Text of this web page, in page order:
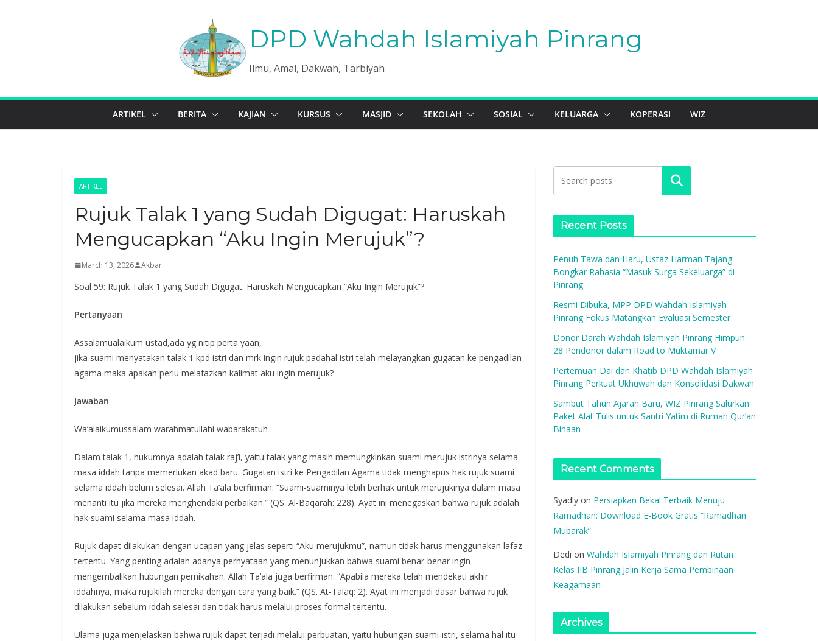
DPD Wahdah Islamiyah Pinrang
Ilmu, Amal, Dakwah, Tarbiyah
ARTIKEL BERITA KAJIAN KURSUS MASJID SEKOLAH SOSIAL KELUARGA KOPERASI WIZ
ARTIKEL
Rujuk Talak 1 yang Sudah Digugat: Haruskah
Mengucapkan “Aku Ingin Merujuk”?
March 13, 2026 Akbar
Soal 59: Rujuk Talak 1 yang Sudah Digugat: Haruskah Mengucapkan “Aku Ingin Merujuk”?
Pertanyaan
Assalamualaikum ustad,ada yg nitip perta yaan,
jika suami menyatakan talak 1 kpd istri dan mrk ingin rujuk padahal istri telah melayangkan gugatan ke pengadilan
agama maka apakah perlu melafazkan kalimat aku ingin merujuk?
Jawaban
Wa’alaikumussalam warahmatullahi wabarakatuh
Dalam talak 1, hukumnya adalah talak raj’i, yaitu talak yang masih memungkinkan suami merujuk istrinya selama
masa iddah tanpa memerlukan akad baru. Gugatan istri ke Pengadilan Agama tidak menghapus hak rujuk suami
selama iddah belum selesai. Allah Ta’ala berfirman: “Suami-suaminya lebih berhak untuk merujukinya dalam masa
menanti itu jika mereka menghendaki perbaikan.” (QS. Al-Baqarah: 228). Ayat ini menegaskan bahwa rujuk adalah
hak suami selama masa iddah.
Rujuk dapat dilakukan dengan ucapan yang jelas seperti “Aku merujukmu”, namun tidak harus menggunakan lafaz
tertentu. Yang penting adalah adanya pernyataan yang menunjukkan bahwa suami benar‑benar ingin
mengembalikan hubungan pernikahan. Allah Ta’ala juga berfirman: “Apabila mereka telah mendekati akhir
iddahnya, maka rujukilah mereka dengan cara yang baik.” (QS. At-Talaq: 2). Ayat ini menjadi dasar bahwa rujuk
dilakukan sebelum iddah selesai dan tidak harus melalui proses formal tertentu.
Ulama juga menjelaskan bahwa rujuk dapat terjadi melalui perbuatan, yaitu hubungan suami‑istri, selama hal itu
Search
Recent Posts
Penuh Tawa dan Haru, Ustaz Harman Tajang
Bongkar Rahasia “Masuk Surga Sekeluarga” di
Pinrang
Resmi Dibuka, MPP DPD Wahdah Islamiyah
Pinrang Fokus Matangkan Evaluasi Semester
Donor Darah Wahdah Islamiyah Pinrang Himpun
28 Pendonor dalam Road to Muktamar V
Pertemuan Dai dan Khatib DPD Wahdah Islamiyah
Pinrang Perkuat Ukhuwah dan Konsolidasi Dakwah
Sambut Tahun Ajaran Baru, WIZ Pinrang Salurkan
Paket Alat Tulis untuk Santri Yatim di Rumah Qur’an
Binaan
Recent Comments
Syadly on Persiapkan Bekal Terbaik Menuju
Ramadhan: Download E-Book Gratis “Ramadhan
Mubarak”
Dedi on Wahdah Islamiyah Pinrang dan Rutan
Kelas IIB Pinrang Jalin Kerja Sama Pembinaan
Keagamaan
Archives